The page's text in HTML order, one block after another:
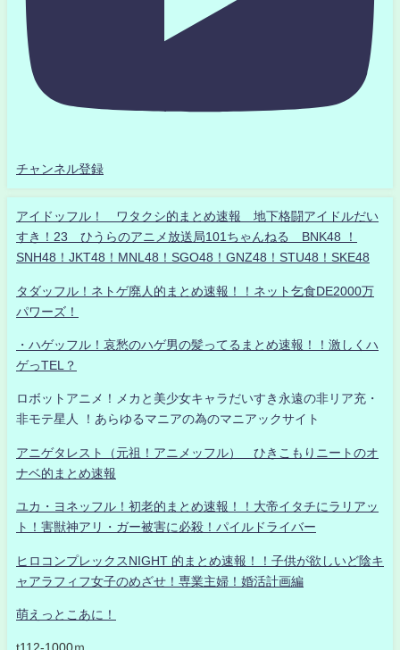
チャンネル登録
アイドッフル！ ワタクシ的まとめ速報 地下格闘アイドルだい
すき！23 ひうらのアニメ放送局101ちゃんねる BNK48 ！
SNH48！JKT48！MNL48！SGO48！GNZ48！STU48！SKE48
タダッフル！ネトゲ廃人的まとめ速報！！ネット乞食DE2000万
パワーズ！
・ハゲッフル！哀愁のハゲ男の髪ってるまとめ速報！！激しくハ
ゲっTEL？
ロボットアニメ！メカと美少女キャラだいすき永遠の非リア充・
非モテ星人 ！あらゆるマニアの為のマニアックサイト
アニゲタレスト（元祖！アニメッフル） ひきこもりニートのオ
ナベ的まとめ速報
ユカ・ヨネッフル！初老的まとめ速報！！大帝イタチにラリアッ
ト！害獣神アリ・ガー被害に必殺！パイルドライバー
ヒロコンプレックスNIGHT 的まとめ速報！！子供が欲しいど陰キ
ャアラフィフ女子のめざせ！専業主婦！婚活計画編
萌えっとこあに！